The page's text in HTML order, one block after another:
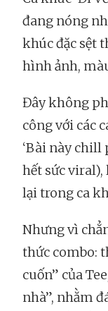
đang nóng
khúc đặc sệt
hình ảnh,
Đây không
công với các
‘Bài này chill
hết sức viral),
lại trong ca
Nhưng vì
thức combo:
cuốn” của
nhà”, nhằm